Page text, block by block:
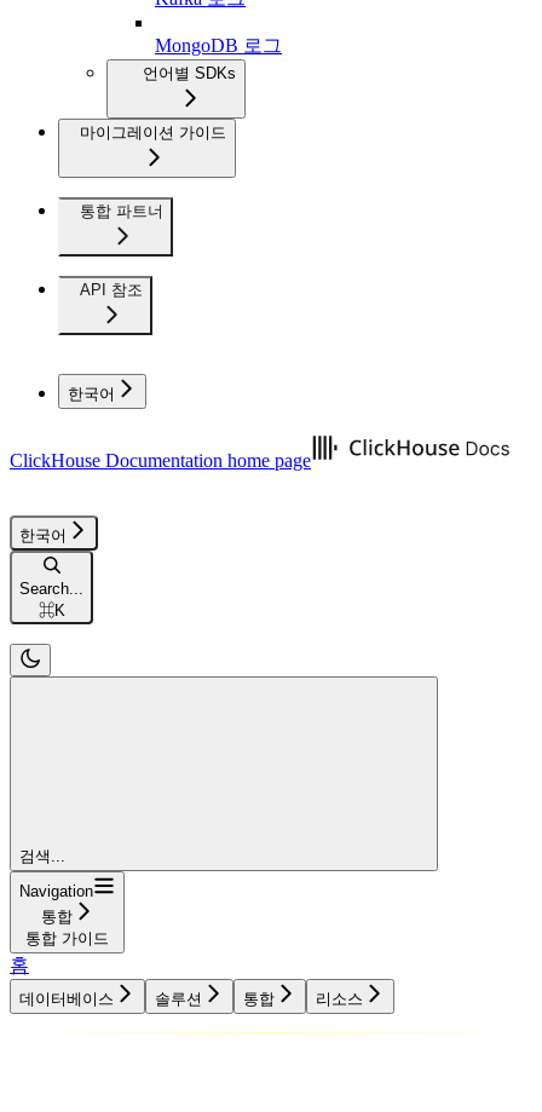
MongoDB 로그
언어별 SDKs
마이그레이션 가이드
통합 파트너
API 참조
한국어
ClickHouse Documentation home page
한국어
Search...
⌘K
검색...
Navigation
통합
통합 가이드
홈
데이터베이스 솔루션 통합 리소스